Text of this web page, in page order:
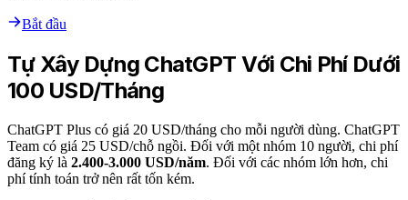
Bắt đầu
Tự Xây Dựng ChatGPT Với Chi Phí Dưới
100 USD/Tháng
ChatGPT Plus có giá 20 USD/tháng cho mỗi người dùng. ChatGPT
Team có giá 25 USD/chỗ ngồi. Đối với một nhóm 10 người, chi phí
đăng ký là 2.400-3.000 USD/năm. Đối với các nhóm lớn hơn, chi
phí tính toán trở nên rất tốn kém.